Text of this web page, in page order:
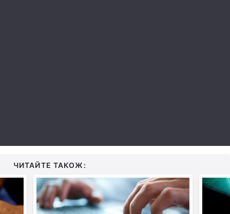
Контакти
Послуги
ЧИТАЙТЕ ТАКОЖ: